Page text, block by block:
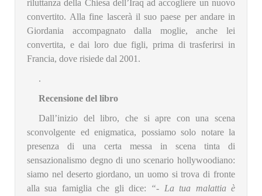
riluttanza della Chiesa dell’Iraq ad accogliere un nuovo
convertito. Alla fine lascerà il suo paese per andare in
Giordania accompagnato dalla moglie, anche lei
convertita, e dai loro due figli, prima di trasferirsi in
Francia, dove risiede dal 2001.
.
Recensione del libro
Dall’inizio del libro, che si apre con una scena
sconvolgente ed enigmatica, possiamo solo notare la
presenza di una certa messa in scena tinta di
sensazionalismo degno di uno scenario hollywoodiano:
siamo nel deserto giordano, un uomo si trova di fronte
alla sua famiglia che gli dice: “- La tua malattia è